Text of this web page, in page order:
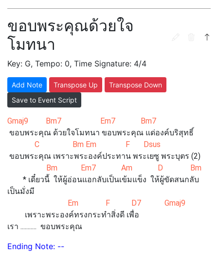
ขอบพระคุณด้วยใจ
โมทนา
Key: G, Tempo: 0, Time Signature: 4/4
Add Note Transpose Up
Transpose Down
Save to Event Script
Gmaj9 Bm7 Em7 Bm7
ขอบพระคุณ ด้วยใจโมทนา ขอบพระคุณ แด่องค์บริสุทธิ์
C Bm Em F Dsus
ขอบพระคุณ เพราะพระองค์ประทาน พระเยซู พระบุตร (2)
Bm Em7 Am D Bm
* เดี๋ยวนี้ ให้ผู้อ่อนแอกลับเป็นเข้มแข็ง ให้ผู้ขัดสนกลับ
เป็นมั่งมี
Em F D7 Gmaj9
เพราะพระองค์ทรงกระทำสิ่งดี เพื่อ
เรา ........... ขอบพระคุณ
Ending Note: --